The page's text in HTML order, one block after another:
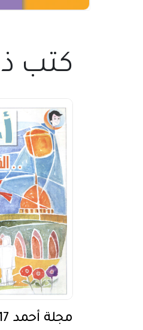
كتب
مجلة أحمد 317